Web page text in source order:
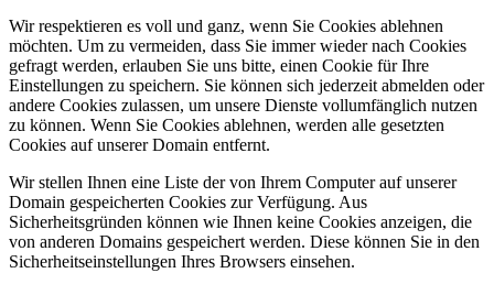
Wir respektieren es voll und ganz, wenn Sie Cookies ablehnen
möchten. Um zu vermeiden, dass Sie immer wieder nach Cookies
gefragt werden, erlauben Sie uns bitte, einen Cookie für Ihre
Einstellungen zu speichern. Sie können sich jederzeit abmelden oder
andere Cookies zulassen, um unsere Dienste vollumfänglich nutzen
zu können. Wenn Sie Cookies ablehnen, werden alle gesetzten
Cookies auf unserer Domain entfernt.
Wir stellen Ihnen eine Liste der von Ihrem Computer auf unserer
Domain gespeicherten Cookies zur Verfügung. Aus
Sicherheitsgründen können wie Ihnen keine Cookies anzeigen, die
von anderen Domains gespeichert werden. Diese können Sie in den
Sicherheitseinstellungen Ihres Browsers einsehen.